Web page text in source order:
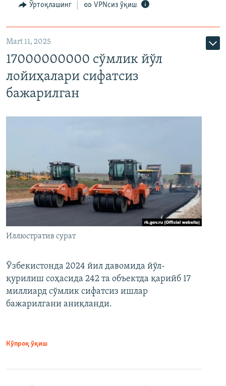
Ўртоқлашинг VPNсиз ўқиш
Mart 11, 2025
17000000000 сўмлик йўл
лойиҳалари сифатсиз
бажарилган
Иллюстратив сурат
Ўзбекистонда 2024 йил давомида йўл-
қурилиш соҳасида 242 та объектда қарийб 17
миллиард сўмлик сифатсиз ишлар
бажарилгани аниқланди.
Кўпроқ ўқиш